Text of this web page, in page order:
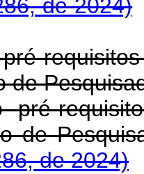
de 2024)
de
de
de 2024)